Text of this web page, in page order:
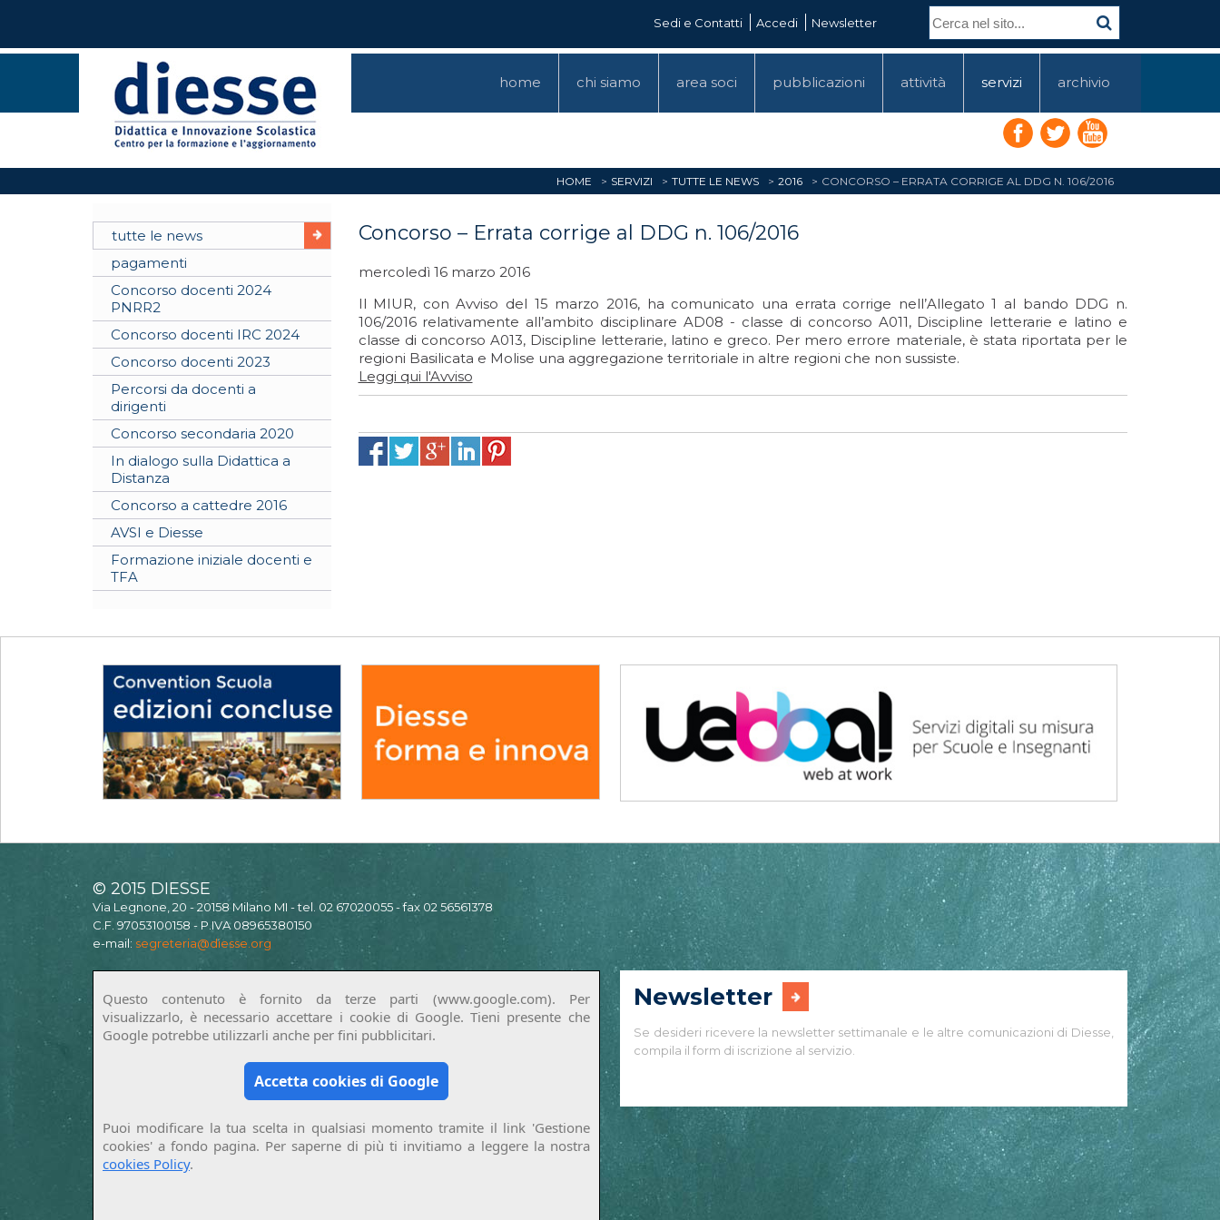
Sedi e Contatti Accedi Newsletter
home chi siamo area soci pubblicazioni attività servizi archivio
HOME SERVIZI TUTTE LE NEWS 2016 CONCORSO – ERRATA CORRIGE AL DDG N. 106/2016
tutte le news
pagamenti
Concorso docenti 2024
PNRR2
Concorso docenti IRC 2024
Concorso docenti 2023
Percorsi da docenti a
dirigenti
Concorso secondaria 2020
In dialogo sulla Didattica a
Distanza
Concorso a cattedre 2016
AVSI e Diesse
Formazione iniziale docenti e
TFA
Concorso – Errata corrige al DDG n. 106/2016
mercoledì 16 marzo 2016
Il MIUR, con Avviso del 15 marzo 2016, ha comunicato una errata corrige nell’Allegato 1 al bando DDG n.
106/2016 relativamente all’ambito disciplinare AD08 - classe di concorso A011, Discipline letterarie e latino e
classe di concorso A013, Discipline letterarie, latino e greco. Per mero errore materiale, è stata riportata per le
regioni Basilicata e Molise una aggregazione territoriale in altre regioni che non sussiste.
Leggi qui l'Avviso
© 2015 DIESSE
Via Legnone, 20 - 20158 Milano MI - tel. 02 67020055 - fax 02 56561378
C.F. 97053100158 - P.IVA 08965380150
e-mail: segreteria@diesse.org
Questo contenuto è fornito da terze parti (www.google.com). Per
visualizzarlo, è necessario accettare i cookie di Google. Tieni presente che
Google potrebbe utilizzarli anche per fini pubblicitari.
Accetta cookies di Google
Puoi modificare la tua scelta in qualsiasi momento tramite il link 'Gestione
cookies' a fondo pagina. Per saperne di più ti invitiamo a leggere la nostra
cookies Policy.
Newsletter
Se desideri ricevere la newsletter settimanale e le altre comunicazioni di Diesse,
compila il form di iscrizione al servizio.